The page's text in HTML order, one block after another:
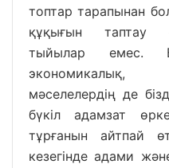
топтар тарапынан
құқығын таптау
тыйылар емес.
экономикалық,
мәселелердің де
бүкіл адамзат
тұрғанын айтпай
кезегінде адами